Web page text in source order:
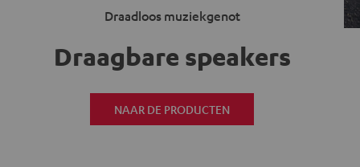
Draadloos muziekgenot
Draagbare speakers
NAAR DE PRODUCTEN